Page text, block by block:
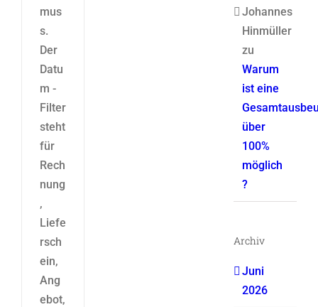
mus
s.
Der
Datu
m -
Filter
steht
für
Rech
nung
,
Liefe
rsch
ein,
Ang
ebot,
Johannes
Hinmüller
zu
Warum
ist eine
über
100%
möglich
?
Archiv
Juni
2026